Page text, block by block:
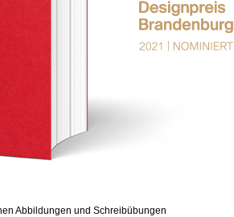
Abbildungen und Schreibübungen